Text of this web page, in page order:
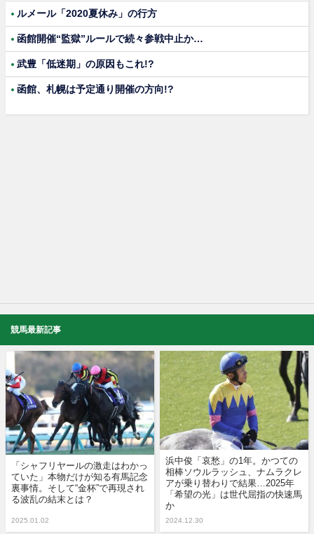
ルメール「2020夏休み」の行方
函館開催“監獄”ルールで続々参戦中止か…
武豊「低迷期」の原因もこれ!?
函館、札幌は予定通り開催の方向!?
競馬最新記事
「シャフリヤールの激走はわかっ
ていた」本物だけが知る有馬記念
裏事情。そして“金杯”で再現され
る波乱の結末とは？
2025.01.02
浜中俊「哀愁」の1年。かつての
相棒ソウルラッシュ、ナムラクレ
アが乗り替わりで結果…2025年
「希望の光」は世代屈指の快速馬
か
2024.12.30